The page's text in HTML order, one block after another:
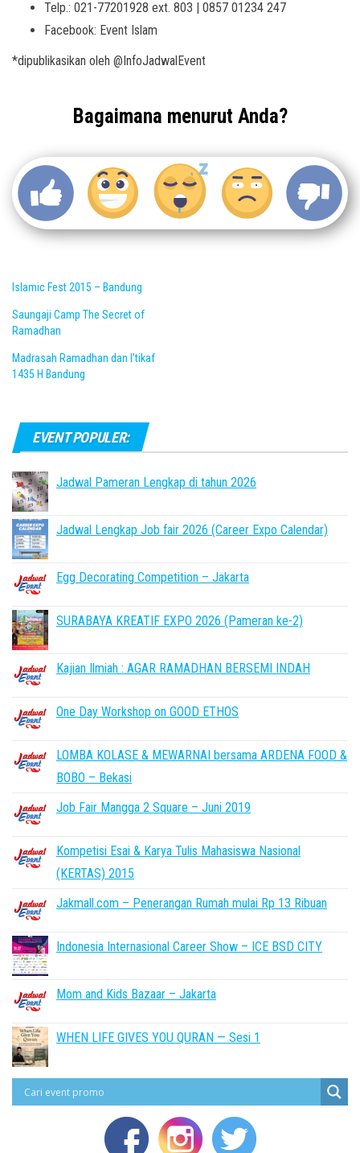
Telp.: 021-77201928 ext. 803 | 0857 01234 247
Facebook: Event Islam
*dipublikasikan oleh @InfoJadwalEvent
Bagaimana menurut Anda?
Islamic Fest 2015 – Bandung
Saungaji Camp The Secret of
Ramadhan
Madrasah Ramadhan dan I’tikaf
1435 H Bandung
EVENT POPULER:
Jadwal Pameran Lengkap di tahun 2026
Jadwal Lengkap Job fair 2026 (Career Expo Calendar)
Egg Decorating Competition – Jakarta
SURABAYA KREATIF EXPO 2026 (Pameran ke-2)
Kajian Ilmiah : AGAR RAMADHAN BERSEMI INDAH
One Day Workshop on GOOD ETHOS
LOMBA KOLASE & MEWARNAI bersama ARDENA FOOD &
BOBO – Bekasi
Job Fair Mangga 2 Square – Juni 2019
Kompetisi Esai & Karya Tulis Mahasiswa Nasional
(KERTAS) 2015
Jakmall.com – Penerangan Rumah mulai Rp 13 Ribuan
Indonesia Internasional Career Show – ICE BSD CITY
Mom and Kids Bazaar – Jakarta
WHEN LIFE GIVES YOU QURAN — Sesi 1